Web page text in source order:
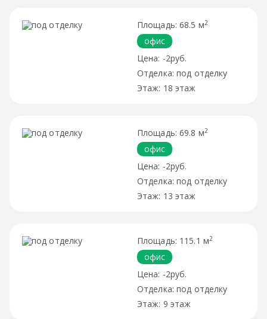
68.5 м2
офис
-2руб.
под отделку
18 этаж
69.8 м2
офис
-2руб.
под отделку
13 этаж
115.1 м2
офис
-2руб.
под отделку
9 этаж